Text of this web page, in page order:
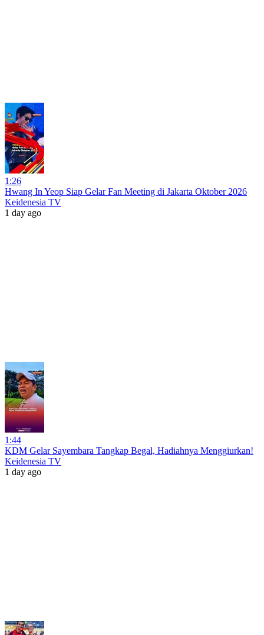
1:26
Hwang In Yeop Siap Gelar Fan Meeting di Jakarta Oktober 2026
Keidenesia TV
1 day ago
1:44
KDM Gelar Sayembara Tangkap Begal, Hadiahnya Menggiurkan!
Keidenesia TV
1 day ago